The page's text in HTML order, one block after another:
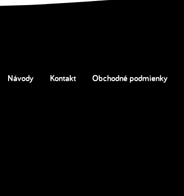
Návody Kontakt Obchodné podmienky